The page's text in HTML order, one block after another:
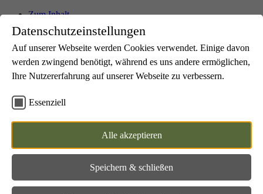
Datenschutzeinstellungen
Auf unserer Webseite werden Cookies verwendet. Einige davon
werden zwingend benötigt, während es uns andere ermöglichen,
Ihre Nutzererfahrung auf unserer Webseite zu verbessern.
Essenziell
Alle akzeptieren
Speichern & schließen
Zum Inhalt
Downloads
Kontakt
Wir über uns
Kontakt & Team
Standorte
Übersicht